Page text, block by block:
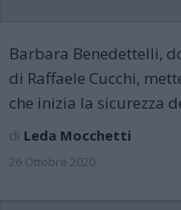
Barbara Benedettelli,
di Raffaele Cucchi,
che inizia la sicurezza
di Leda Mocchetti
26 Ottobre 2020